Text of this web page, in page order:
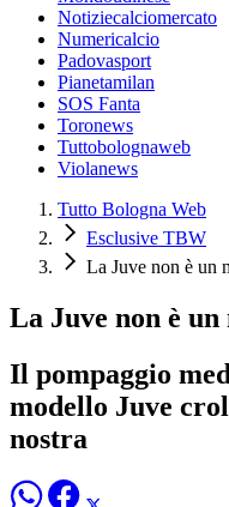
Notiziecalciomercato
Numericalcio
Padovasport
Pianetamilan
SOS Fanta
Toronews
Tuttobolognaweb
Violanews
Tutto Bologna Web
Esclusive TBW
La Juve non è un
La Juve non è un
Il pompaggio
modello Juve
nostra